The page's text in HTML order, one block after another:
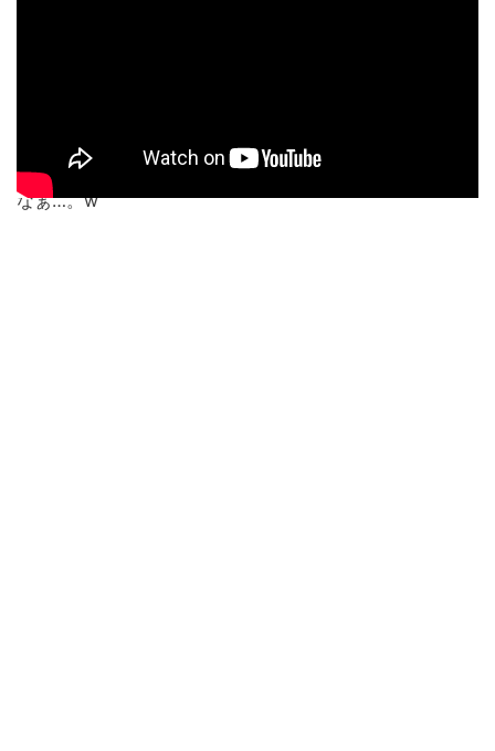
BanggoodのM80の動画です。なんだか欲しくなってきた
なぁ…。w